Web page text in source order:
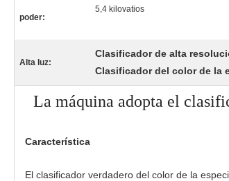
poder:
5,4 kilovatios
Alta luz:
Clasificador de alta
Clasificador del color de la
La máquina adopta el
Característica
El clasificador verdadero del color de la